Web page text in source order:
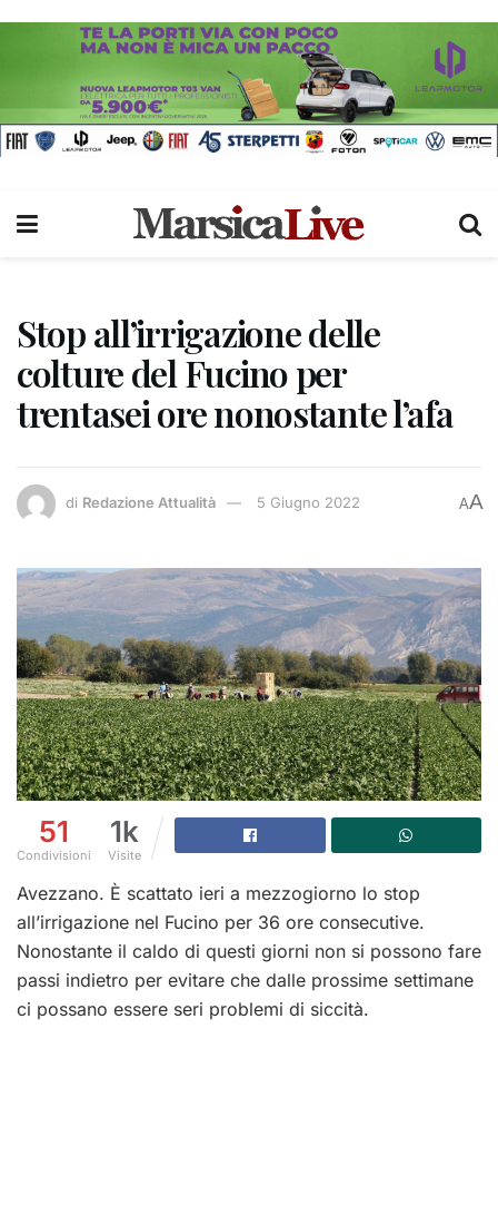
Stop all’irrigazione delle
colture del Fucino per
trentasei ore nonostante l’afa
di Redazione Attualità 5 Giugno 2022 AA
51
Condivisioni
1k
Visite
Avezzano. È scattato ieri a mezzogiorno lo stop
all’irrigazione nel Fucino per 36 ore consecutive.
Nonostante il caldo di questi giorni non si possono fare
passi indietro per evitare che dalle prossime settimane
ci possano essere seri problemi di siccità.